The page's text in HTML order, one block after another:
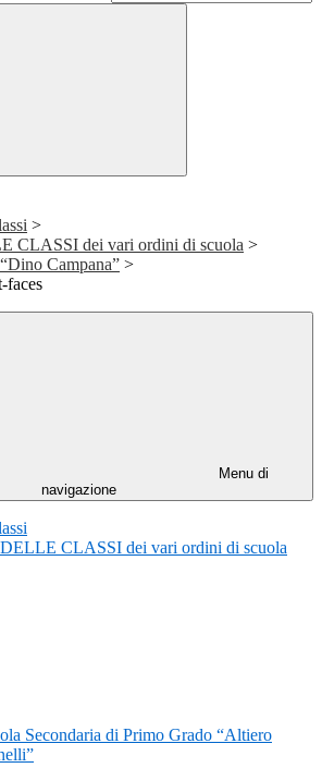
>
CLASSI dei vari ordini di scuola >
Campana” >
faces
Menu di
navigazione
CLASSI dei vari ordini di scuola
Secondaria di Primo Grado “Altiero